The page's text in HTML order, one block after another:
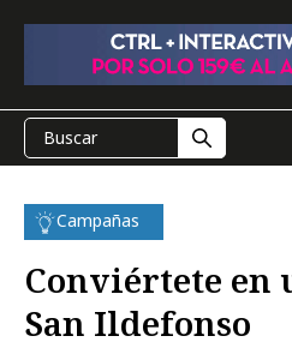
Campañas
Conviértete en
San Ildefonso